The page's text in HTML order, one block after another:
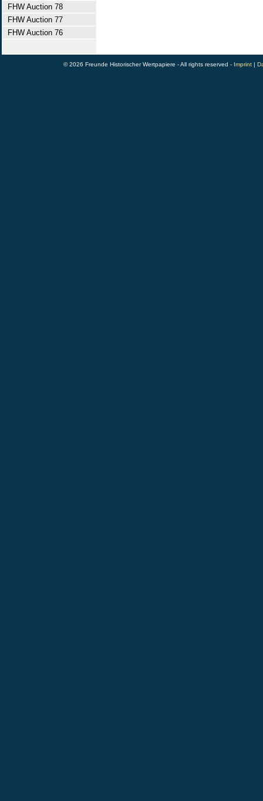
FHW Auction 78
FHW Auction 77
FHW Auction 76
© 2026 Freunde Historischer Wertpapiere - All rights reserved - Imprint |